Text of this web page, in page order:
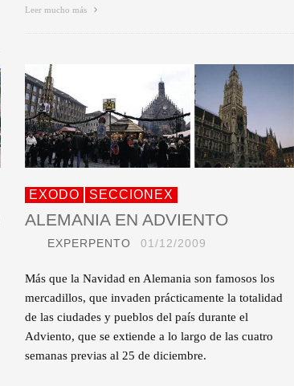
Leer mucho más
EXODO SECCIONEX
ALEMANIA EN ADVIENTO
EXPERPENTO 01/12/2009
Más que la Navidad en Alemania son famosos los
mercadillos, que invaden prácticamente la totalidad
de las ciudades y pueblos del país durante el
Adviento, que se extiende a lo largo de las cuatro
semanas previas al 25 de diciembre.